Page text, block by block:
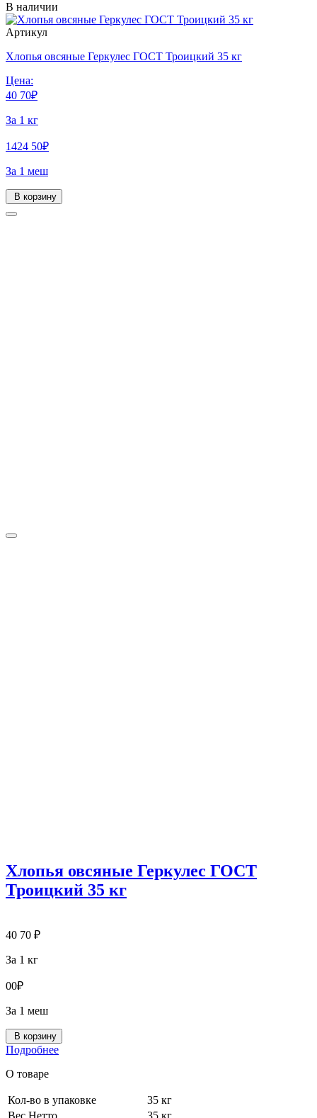
В наличии
Артикул
Хлопья овсяные Геркулес ГОСТ Троицкий 35 кг
Цена:
40 70₽
За 1 кг
1424 50₽
За 1 меш
В корзину
Хлопья овсяные Геркулес ГОСТ
Троицкий 35 кг
40 70 ₽
За 1 кг
00₽
За 1 меш
В корзину
Подробнее
О товаре
Кол-во в упаковке
35 кг